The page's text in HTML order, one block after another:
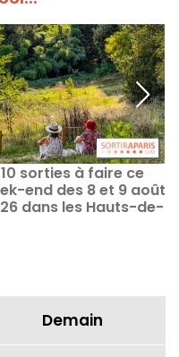
10 sorties à faire ce
end des 8 et 9 août
dans les Hauts-de-
Demain